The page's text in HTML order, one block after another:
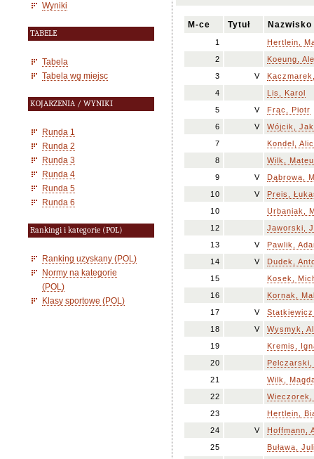
Wyniki
TABELE
Tabela
Tabela wg miejsc
KOJARZENIA / WYNIKI
Runda 1
Runda 2
Runda 3
Runda 4
Runda 5
Runda 6
Rankingi i kategorie (POL)
Ranking uzyskany (POL)
Normy na kategorie
(POL)
Klasy sportowe (POL)
M-ce Tytuł
1
Hertlein,
2
Koeung,
3
V
4
Lis, Karol
5
V
Frąc, Piotr
6
V
Wójcik,
7
Kondel,
8
Wilk,
9
V
Dąbrowa,
10
V
Preis,
10
Urbaniak,
12
Jaworski,
13
V
Pawlik,
14
V
Dudek,
15
Kosek,
16
Kornak,
17
V
18
V
Wysmyk,
19
Kremis,
20
21
Wilk,
22
23
Hertlein,
24
V
Hoffmann,
25
Buława,